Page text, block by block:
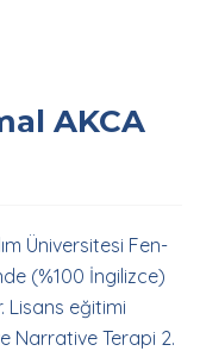
AKCA
Üniversitesi Fen-
(%100 İngilizce)
Lisans eğitimi
Narrative Terapi 2.